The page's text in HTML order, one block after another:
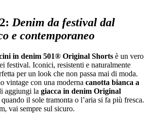
Denim da festival dal
e contemporaneo
in denim 501® Original Shorts è un vero
festival. Iconici, resistenti e naturalmente
per un look che non passa mai di moda.
vintage con una moderna canotta bianca a
aggiungi la giacca in denim Original
quando il sole tramonta o l’aria si fa più fresca.
vai sempre sul sicuro.